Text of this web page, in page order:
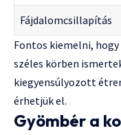
Fájdalomcsillapítás
Fontos kiemelni,
széles körben
kiegyensúlyozott
érhetjük el.
Gyömbér a